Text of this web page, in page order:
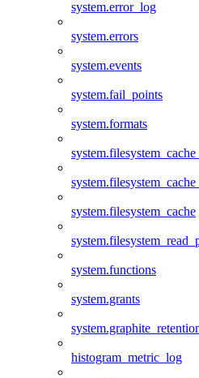
system.error_log
system.errors
system.events
system.fail_points
system.formats
system.filesystem_cache
system.functions
system.grants
histogram_metric_log